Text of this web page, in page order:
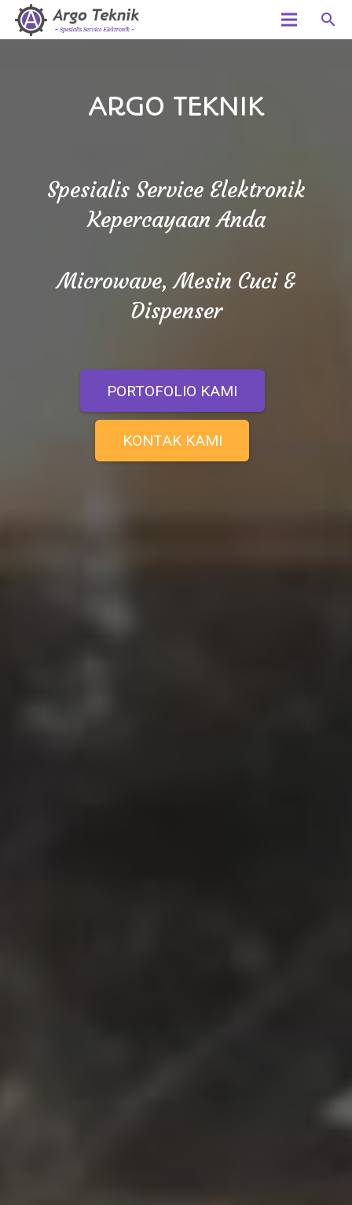
search
ARGO TEKNIK
Spesialis Service Elektronik
Kepercayaan Anda
Microwave, Mesin Cuci &
Dispenser
PORTOFOLIO KAMI
KONTAK KAMI